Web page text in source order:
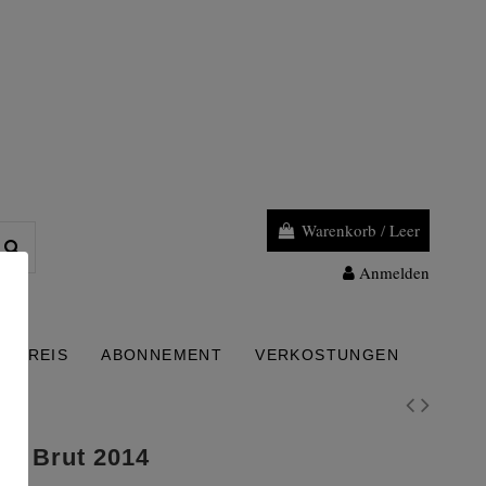
Warenkorb / Leer
Anmelden
PREIS ABONNEMENT VERKOSTUNGEN
Brut 2014